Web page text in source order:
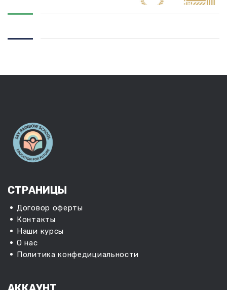
СТРАНИЦЫ
Договор оферты
Контакты
Наши курсы
О нас
Политика конфедициальности